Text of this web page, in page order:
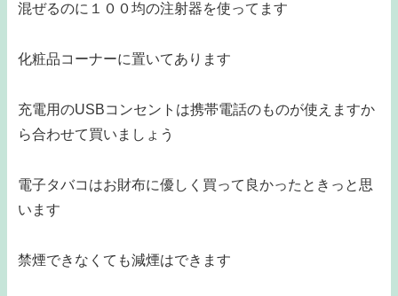
混ぜるのに１００均の注射器を使ってます
化粧品コーナーに置いてあります
充電用のUSBコンセントは携帯電話のものが使えますか
ら合わせて買いましょう
電子タバコはお財布に優しく買って良かったときっと思
います
禁煙できなくても減煙はできます